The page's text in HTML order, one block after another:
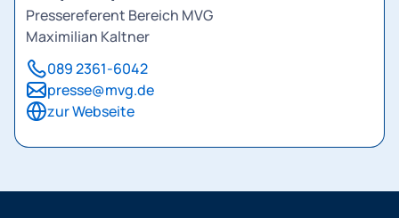
Pressereferent Bereich MVG
Maximilian Kaltner
089 2361-6042
presse@mvg.de
zur Webseite